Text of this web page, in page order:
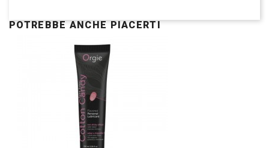
POTREBBE ANCHE PIACERTI